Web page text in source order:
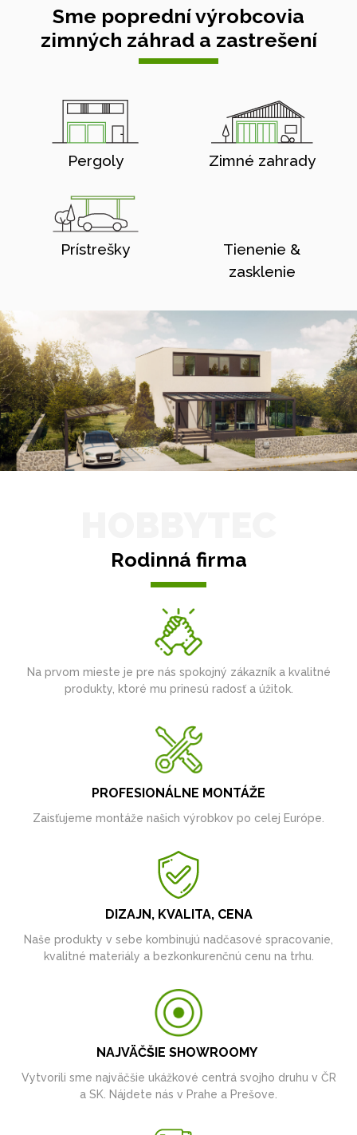
Sme poprední výrobcovia
zimných záhrad a zastrešení
Pergoly Zimné zahrady
Prístrešky
Tienenie &
zasklenie
Rodinná firma
Na prvom mieste je pre nás spokojný zákazník a kvalitné
produkty, ktoré mu prinesú radosť a úžitok.
PROFESIONÁLNE MONTÁŽE
Zaisťujeme montáže našich výrobkov po celej Európe.
DIZAJN, KVALITA, CENA
Naše produkty v sebe kombinujú nadčasové spracovanie,
kvalitné materiály a bezkonkurenčnú cenu na trhu.
NAJVÄČŠIE SHOWROOMY
Vytvorili sme najväčšie ukážkové centrá svojho druhu v ČR
a SK. Nájdete nás v Prahe a Prešove.